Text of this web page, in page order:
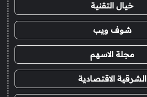
خيال التقنية
شوف ويب
مجلة الاسهم
الشرقية الاقتصادية